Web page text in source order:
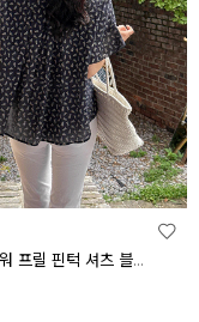
미츠 플라워 프릴 핀턱 셔츠 블라우스